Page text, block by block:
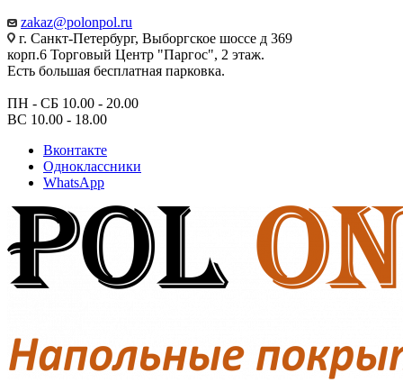
zakaz@polonpol.ru
г. Санкт-Петербург, Выборгское шоссе д 369
корп.6 Торговый Центр "Паргос", 2 этаж.
Есть большая бесплатная парковка.
ПН - СБ 10.00 - 20.00
ВС 10.00 - 18.00
Вконтакте
Одноклассники
WhatsApp